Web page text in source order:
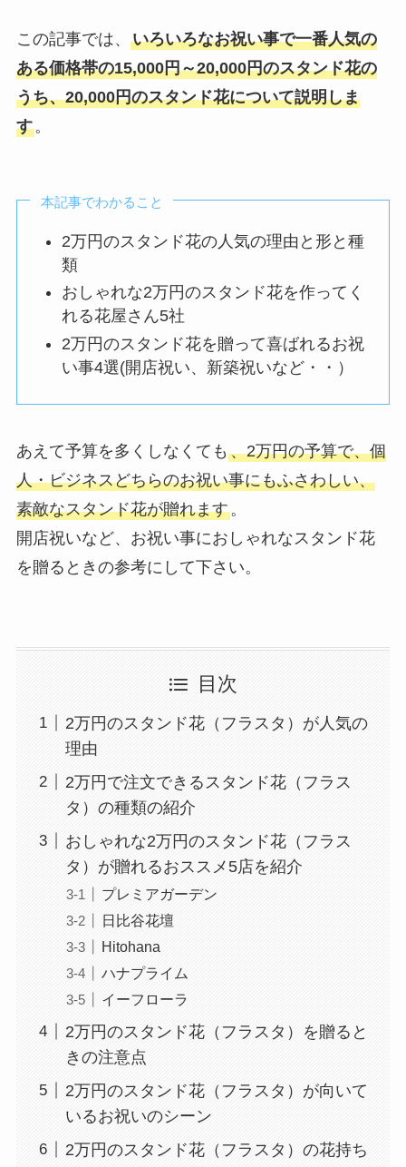
この記事では、 いろいろなお祝い事で一番人気の
ある価格帯の15,000円～20,000円のスタンド花の
うち、20,000円のスタンド花について説明しま
す。
本記事でわかること
2万円のスタンド花の人気の理由と形と種
類
おしゃれな2万円のスタンド花を作ってく
れる花屋さん5社
2万円のスタンド花を贈って喜ばれるお祝
い事4選(開店祝い、新築祝いなど・・）
あえて予算を多くしなくても 、2万円の予算で、個
人・ビジネスどちらのお祝い事にもふさわしい、
素敵なスタンド花が贈れます。
開店祝いなど、お祝い事におしゃれなスタンド花
を贈るときの参考にして下さい。
目次
2万円のスタンド花（フラスタ）が人気の
理由
2万円で注文できるスタンド花（フラス
タ）の種類の紹介
おしゃれな2万円のスタンド花（フラス
タ）が贈れるおススメ5店を紹介
プレミアガーデン
日比谷花壇
Hitohana
ハナプライム
イーフローラ
2万円のスタンド花（フラスタ）を贈ると
きの注意点
2万円のスタンド花（フラスタ）が向いて
いるお祝いのシーン
2万円のスタンド花（フラスタ）の花持ち